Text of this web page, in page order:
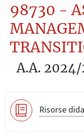
98730 -
A.A.
Risorse